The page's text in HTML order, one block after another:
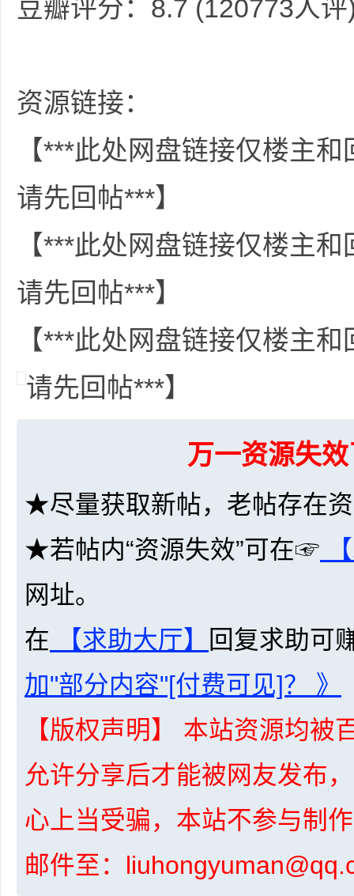
豆瓣评分：8.7 (120773人评
资源链接：
【***此处网盘链接仅楼主
请先回帖***】
【***此处网盘链接仅楼主
请先回帖***】
【***此处网盘链接仅楼主
请先回帖***】
万一资源失
★尽量获取新帖，老帖存在
★若帖内“资源失效”可在☞
网址。
在 【求助大厅】
回复求助可
加"部分内容"[付费可见]？ 》
【版权声明】 本站资源均
允许分享后才能被网友发布
心上当受骗，本站不参与制
邮件至：